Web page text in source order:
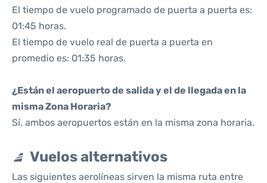
El tiempo de vuelo programado de puerta a puerta es:
01:45 horas.
El tiempo de vuelo real de puerta a puerta en
promedio es: 01:35 horas.
¿Están el aeropuerto de salida y el de llegada en la
misma Zona Horaria?
Sí, ambos aeropuertos están en la misma zona horaria.
Vuelos alternativos
Las siguientes aerolíneas sirven la misma ruta entre